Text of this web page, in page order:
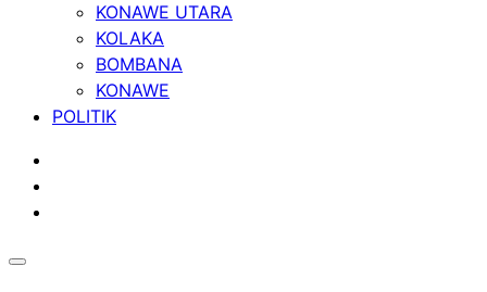
KONAWE UTARA
KOLAKA
BOMBANA
KONAWE
POLITIK